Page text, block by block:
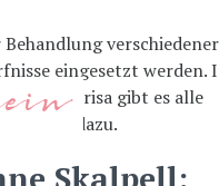
Skalpell: